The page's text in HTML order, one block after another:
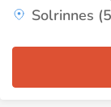
Solrinnes